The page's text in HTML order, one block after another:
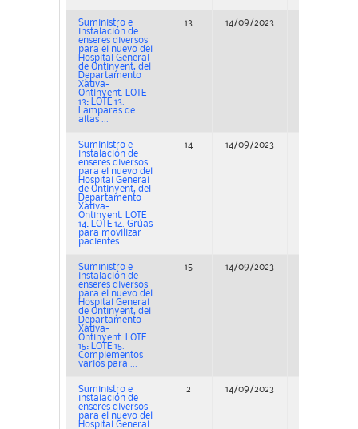
Suministro e
instalación de
enseres diversos
para el nuevo del
Hospital General
de Ontinyent, del
Departamento
Xàtiva-
Ontinyent. LOTE
13: LOTE 13.
Lamparas de
altas ...
13 14/09/2023
Suministro e
instalación de
enseres diversos
para el nuevo del
Hospital General
de Ontinyent, del
Departamento
Xàtiva-
Ontinyent. LOTE
14: LOTE 14. Grúas
para movilizar
pacientes
14 14/09/2023
Suministro e
instalación de
enseres diversos
para el nuevo del
Hospital General
de Ontinyent, del
Departamento
Xàtiva-
Ontinyent. LOTE
15: LOTE 15.
Complementos
varios para ...
15 14/09/2023
Suministro e
instalación de
enseres diversos
para el nuevo del
Hospital General
2 14/09/2023